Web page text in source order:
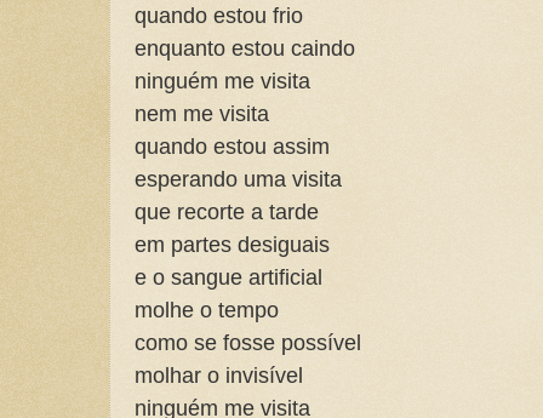
quando estou frio
enquanto estou caindo
ninguém me visita
nem me visita
quando estou assim
esperando uma visita
que recorte a tarde
em partes desiguais
e o sangue artificial
molhe o tempo
como se fosse possível
molhar o invisível
ninguém me visita